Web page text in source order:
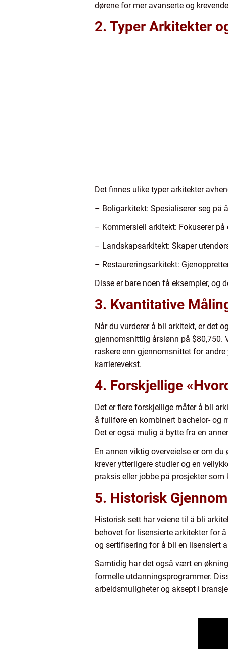
dørene for mer avanserte og
2. Typer Arkitekter
Det finnes ulike typer arkitekter
– Boligarkitekt: Spesialiserer seg på
– Kommersiell arkitekt: Fokuserer
– Landskapsarkitekt: Skaper
– Restaureringsarkitekt:
Disse er bare noen få eksempler, og
3. Kvantitative
Når du vurderer å bli arkitekt, er det
gjennomsnittlig årslønn på $80,750.
raskere enn gjennomsnittet for
karrierevekst.
4. Forskjellige
Det er flere forskjellige måter å bli
å fullføre en kombinert bachelor- og
Det er også mulig å bytte fra en
En annen viktig overveielse er om
krever ytterligere studier og en
praksis eller jobbe på prosjekter
5. Historisk
Historisk sett har veiene til å bli
behovet for lisensierte arkitekter for
og sertifisering for å bli en lisensiert
Samtidig har det også vært en
formelle utdanningsprogrammer.
arbeidsmuligheter og aksept i